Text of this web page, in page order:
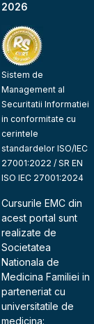
2026
Sistem de
Management al
Securitatii Informatiei
in conformitate cu
cerintele
standardelor ISO/IEC
27001:2022 / SR EN
ISO IEC 27001:2024
Cursurile EMC din
acest portal sunt
realizate de
Societatea
Nationala de
Medicina Familiei in
parteneriat cu
universitatile de
medicina: